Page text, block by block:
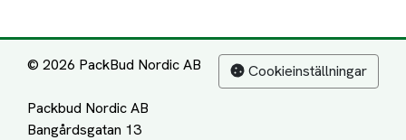
© 2026 PackBud Nordic AB
Packbud Nordic AB
Bangårdsgatan 13
Cookieinställningar